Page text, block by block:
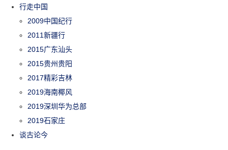
行走中国
2009中国纪行
2011新疆行
2015广东汕头
2015贵州贵阳
2017精彩吉林
2019海南椰风
2019深圳华为总部
2019石家庄
谈古论今